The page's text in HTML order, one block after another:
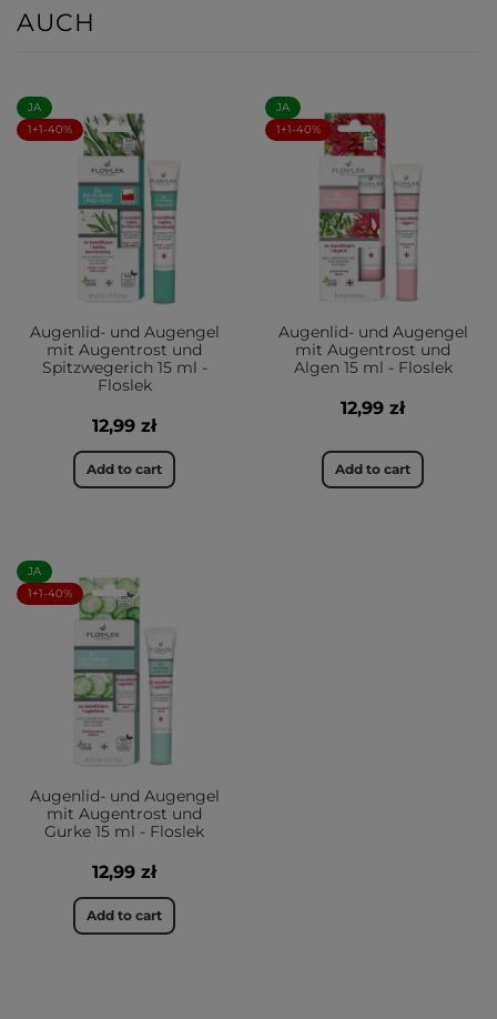
AUCH
JA
1+1-40%
Augenlid- und Augengel
mit Augentrost und
Spitzwegerich 15 ml -
Floslek
12,99 zł
Add to cart
JA
1+1-40%
Augenlid- und Augengel
mit Augentrost und
Algen 15 ml - Floslek
12,99 zł
Add to cart
JA
1+1-40%
Augenlid- und Augengel
mit Augentrost und
Gurke 15 ml - Floslek
12,99 zł
Add to cart